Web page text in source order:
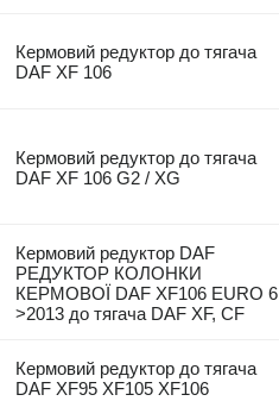
Кермовий редуктор до тягача
DAF XF 106
Кермовий редуктор до тягача
DAF XF 106 G2 / XG
Кермовий редуктор DAF
РЕДУКТОР КОЛОНКИ
КЕРМОВОЇ DAF XF106 EURO 6
>2013 до тягача DAF XF, CF
Кермовий редуктор до тягача
DAF XF95 XF105 XF106